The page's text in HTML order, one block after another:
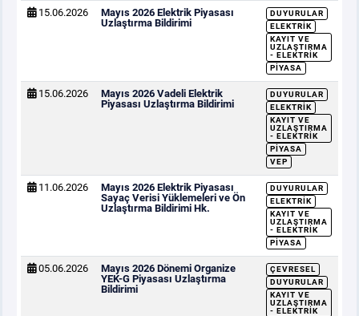
15.06.2026
Mayıs 2026 Elektrik Piyasası
Uzlaştırma Bildirimi
DUYURULAR
ELEKTRIK
KAYIT VE
UZLAŞTIRMA
- ELEKTRIK
PIYASA
15.06.2026
Mayıs 2026 Vadeli Elektrik
Piyasası Uzlaştırma Bildirimi
DUYURULAR
ELEKTRIK
KAYIT VE
UZLAŞTIRMA
- ELEKTRIK
PIYASA
VEP
11.06.2026
Mayıs 2026 Elektrik Piyasası
Sayaç Verisi Yüklemeleri ve Ön
Uzlaştırma Bildirimi Hk.
DUYURULAR
ELEKTRIK
KAYIT VE
UZLAŞTIRMA
- ELEKTRIK
PIYASA
05.06.2026
Mayıs 2026 Dönemi Organize
YEK-G Piyasası Uzlaştırma
Bildirimi
ÇEVRESEL
DUYURULAR
KAYIT VE
UZLAŞTIRMA
- ELEKTRIK